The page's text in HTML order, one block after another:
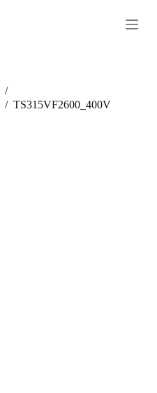
/
/ TS315VF2600_400V